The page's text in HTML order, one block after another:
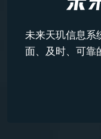
未来天玑信息系
面、及时、可靠